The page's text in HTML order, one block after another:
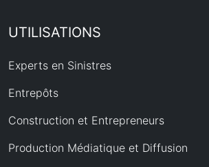
UTILISATIONS
Experts en Sinistres
Entrepôts
Construction et Entrepreneurs
Production Médiatique et Diffusion